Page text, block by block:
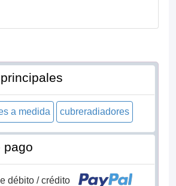
a medida cubreradiadores
pago
débito / crédito